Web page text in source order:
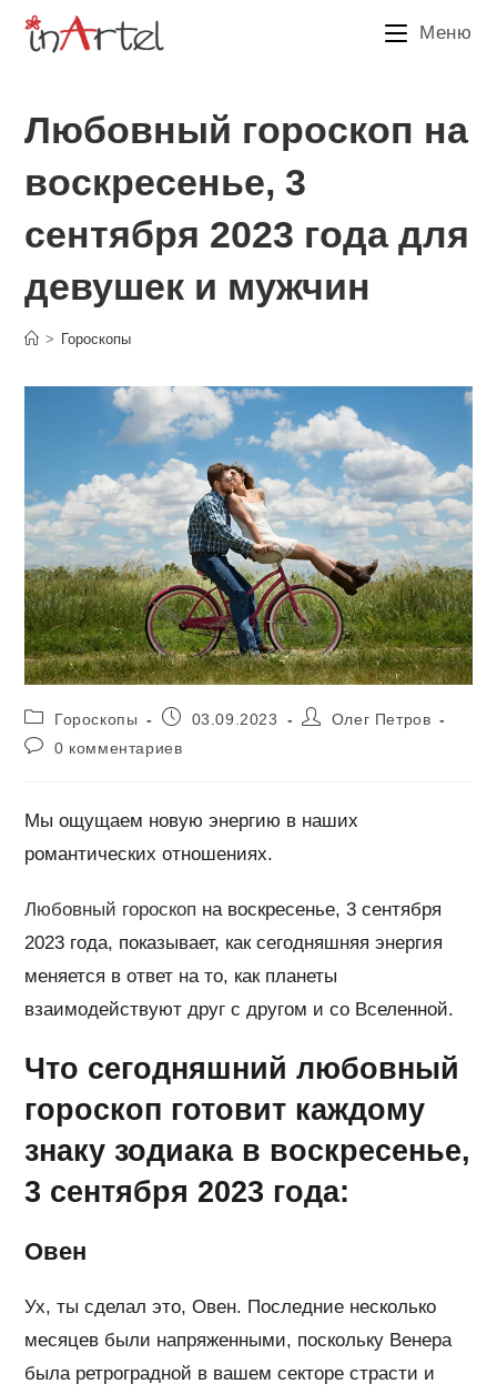
Перейти
Меню
Любовный гороскоп на
воскресенье, 3
сентября 2023 года для
девушек и мужчин
> Гороскопы
Рубрика
записи:
Гороскопы
Запись03.09.2023
АвторОлег Петров
Комментарии
0 комментариев
Мы ощущаем новую энергию в наших
романтических отношениях.
Любовный гороскоп на воскресенье, 3 сентября
2023 года, показывает, как сегодняшняя энергия
меняется в ответ на то, как планеты
взаимодействуют друг с другом и со Вселенной.
Что сегодняшний любовный
гороскоп готовит каждому
знаку зодиака в воскресенье,
3 сентября 2023 года:
Овен
Ух, ты сделал это, Овен. Последние несколько
месяцев были напряженными, поскольку Венера
была ретроградной в вашем секторе страсти и